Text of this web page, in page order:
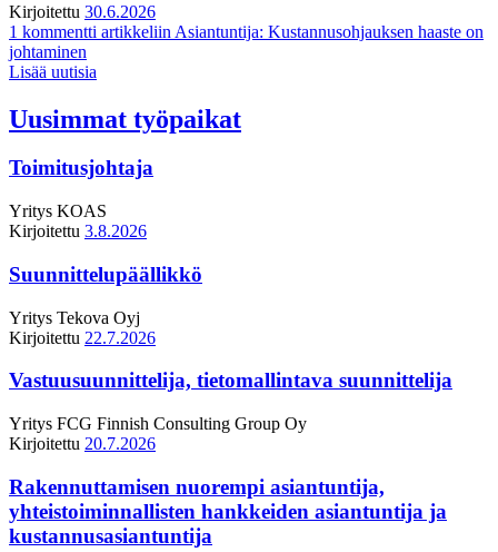
Kirjoitettu 30.6.2026
1 kommentti artikkeliin Asiantuntija: Kustannusohjauksen haaste on
johtaminen
Lisää uutisia
Uusimmat työpaikat
Toimitusjohtaja
Yritys KOAS
Kirjoitettu 3.8.2026
Suunnittelupäällikkö
Yritys Tekova Oyj
Kirjoitettu 22.7.2026
Vastuusuunnittelija, tietomallintava suunnittelija
Yritys FCG Finnish Consulting Group Oy
Kirjoitettu 20.7.2026
Rakennuttamisen nuorempi asiantuntija,
yhteistoiminnallisten hankkeiden asiantuntija ja
kustannusasiantuntija